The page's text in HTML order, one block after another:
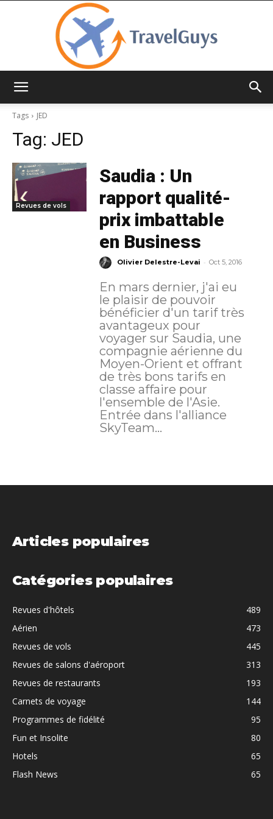
Tags
JED
Tag: JED
Revues de vols
Saudia : Un
rapport qualité-
prix imbattable
en Business
Olivier Delestre-Levai - Oct 5, 2016
​En mars dernier, j'ai eu
le plaisir de pouvoir
bénéficier d'un tarif très
avantageux pour
voyager sur Saudia, une
compagnie aérienne du
Moyen-Orient et offrant
de très bons tarifs en
classe affaire pour
l'ensemble de l'Asie.
Entrée dans l'alliance
SkyTeam...
Articles populaires
Catégories populaires
Revues d'hôtels
489
Aérien
473
Revues de vols
445
Revues de salons d'aéroport
313
Revues de restaurants
193
Carnets de voyage
144
Programmes de fidélité
95
Fun et Insolite
80
Hotels
65
Flash News
65